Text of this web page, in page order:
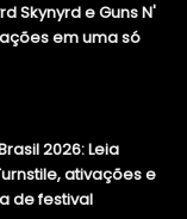
Skynyrd e Guns N'
em uma só
2026: Leia
ativações e
de festival